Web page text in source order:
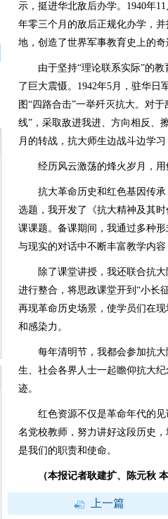
示，挺进华北敌后办学。1940年
年零三个月的敌后正规化办学，
地，创造了世界军事教育史上的奇
由于坚持“理论联系实际”的教
了巨大震慑。1942年5月，驻华日
图“四路合击”一举歼灭抗大。对
线”，采取敌进我进、方向相反、
月的转战，抗大师生边战斗边学
经历风云激荡的烽火岁月，用
抗大革命历史和红色基因传承
选题，我开发了《抗大精神及其
课课题。备课期间，我通过多种
与现实的对话中不断丰富教学内容
除了课堂讲授，我还联合抗大
进行整合，将思政课堂开到“小长
再现革命历史场景，使学员们在
和感染力。
每年清明节，我都会参加抗大
生、社会各界人士一起瞻仰抗大
迹。
红色资源不仅是革命年代的见
名党校教师，努力讲好这段历史
是我们的职责和使命。
（本报记者耿建扩、陈元秋 本
上一篇